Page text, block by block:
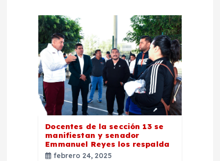
Docentes de la sección 13 se
manifiestan y senador
Emmanuel Reyes los respalda
febrero 24, 2025